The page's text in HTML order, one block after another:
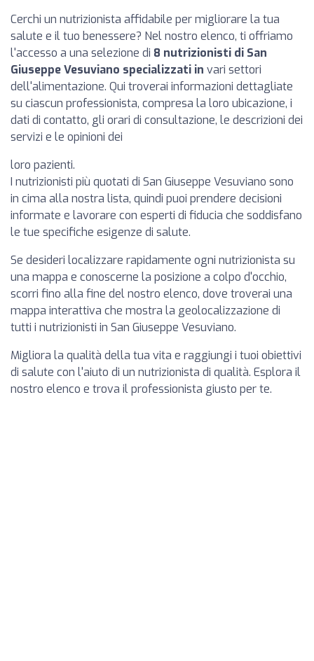
Cerchi un nutrizionista affidabile per migliorare la tua
salute e il tuo benessere? Nel nostro elenco, ti offriamo
l'accesso a una selezione di 8 nutrizionisti di San
Giuseppe Vesuviano specializzati in vari settori
dell'alimentazione. Qui troverai informazioni dettagliate
su ciascun professionista, compresa la loro ubicazione, i
dati di contatto, gli orari di consultazione, le descrizioni dei
servizi e le opinioni dei
loro pazienti.
I nutrizionisti più quotati di San Giuseppe Vesuviano sono
in cima alla nostra lista, quindi puoi prendere decisioni
informate e lavorare con esperti di fiducia che soddisfano
le tue specifiche esigenze di salute.
Se desideri localizzare rapidamente ogni nutrizionista su
una mappa e conoscerne la posizione a colpo d'occhio,
scorri fino alla fine del nostro elenco, dove troverai una
mappa interattiva che mostra la geolocalizzazione di
tutti i nutrizionisti in San Giuseppe Vesuviano.
Migliora la qualità della tua vita e raggiungi i tuoi obiettivi
di salute con l'aiuto di un nutrizionista di qualità. Esplora il
nostro elenco e trova il professionista giusto per te.